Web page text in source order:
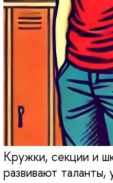
Кружки, секции и
развивают